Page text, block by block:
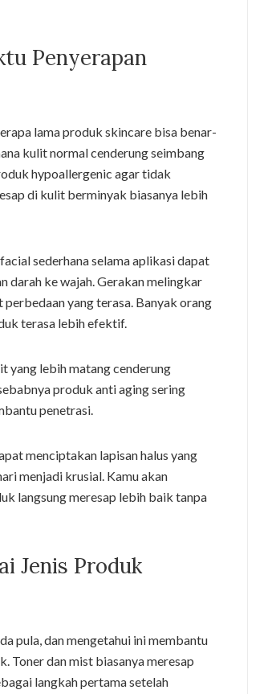
Penyerapan
lama produk skincare bisa benar-
kulit normal cenderung seimbang
hypoallergenic agar tidak
di kulit berminyak biasanya lebih
sederhana selama aplikasi dapat
darah ke wajah. Gerakan melingkar
yang terasa. Banyak orang
terasa lebih efektif.
yang lebih matang cenderung
produk anti aging sering
penetrasi.
menciptakan lapisan halus yang
menjadi krusial. Kamu akan
langsung meresap lebih baik tanpa
Jenis Produk
pula, dan mengetahui ini membantu
Toner dan mist biasanya meresap
langkah pertama setelah